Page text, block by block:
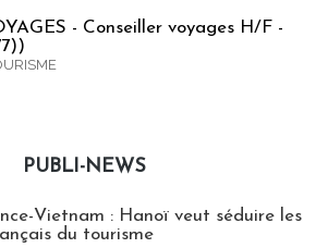
- Conseiller voyages H/F -
PUBLI-NEWS
Vietnam : Hanoï veut séduire les
du tourisme